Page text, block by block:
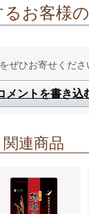
お客様
ぜひお寄せくださ
メントを書き込
関連商品